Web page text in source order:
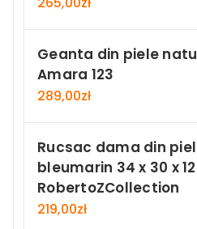
Geanta din piele
Amara 123
289,00zł
Rucsac dama din
bleumarin 34 x 30 x
RobertoZCollection
219,00zł